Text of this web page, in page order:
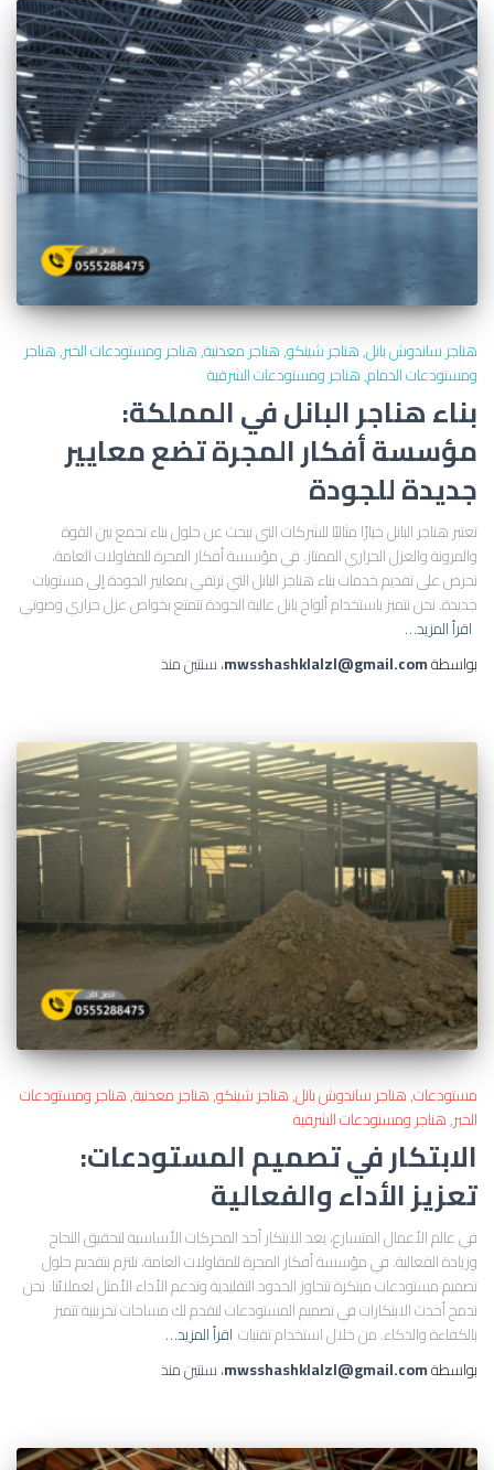
هناجر ساندوش بانل هناجر شينكو هناجر معدنية هناجر ومستودعات الخبر هناجر
ومستودعات الدمام هناجر ومستودعات الشرقية
بناء هناجر البانل في المملكة:
مؤسسة أفكار المجرة تضع معايير
جديدة للجودة
تعتبر هناجر البانل خيارًا مثاليًا للشركات التي تبحث عن حلول بناء تجمع بين القوة
والمرونة والعزل الحراري الممتاز. في مؤسسة أفكار المجرة للمقاولات العامة،
نحرص على تقديم خدمات بناء هناجر البانل التي ترتقي بمعايير الجودة إلى مستويات
جديدة. نحن نتميز باستخدام ألواح بانل عالية الجودة تتمتع بخواص عزل حراري وصوتي
اقرأ المزيد…
بواسطةmwsshashklalzl@gmail.com،سنتينمنذ
مستودعات هناجر ساندوش بانل هناجر شينكو هناجر معدنية هناجر ومستودعات
الخبر هناجر ومستودعات الشرقية
الابتكار في تصميم المستودعات:
تعزيز الأداء والفعالية
في عالم الأعمال المتسارع، يعد الابتكار أحد المحركات الأساسية لتحقيق النجاح
وزيادة الفعالية. في مؤسسة أفكار المجرة للمقاولات العامة، نلتزم بتقديم حلول
تصميم مستودعات مبتكرة تتجاوز الحدود التقليدية وتدعم الأداء الأمثل لعملائنا. نحن
ندمج أحدث الابتكارات في تصميم المستودعات لنقدم لك مساحات تخزينية تتميز
بالكفاءة والذكاء. من خلال استخدام تقنيات اقرأ المزيد…
بواسطةmwsshashklalzl@gmail.com،سنتينمنذ